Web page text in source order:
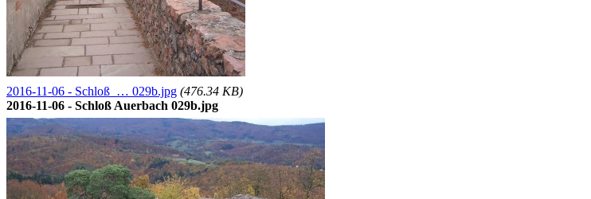
2016-11-06 - Schloß … 029b.jpg (476.34 KB)
2016-11-06 - Schloß Auerbach 029b.jpg